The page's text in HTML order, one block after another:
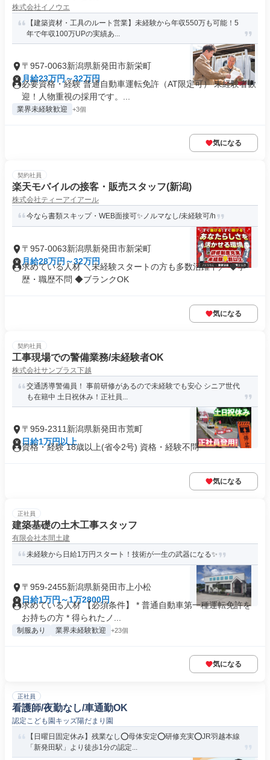
株式会社イノウエ
【建築資材・工具のルート営業】未経験から年収550万も可能！5
年で年収100万UPの実績あ...
〒957-0063新潟県新発田市新栄町
月給23万円～32万円
必要資格・経験 普通自動車運転免許（AT限定可） 未経験者歓
迎！人物重視の採用です。...
業界未経験歓迎 +3個
気になる
契約社員
楽天モバイルの接客・販売スタッフ(新潟)
株式会社ティーアイアール
今なら書類スキップ・WEB面接可✨️ノルマなし/未経験可/h
〒957-0063新潟県新発田市新栄町
月給28万円～32万円
求めている人材 ＼未経験スタートの方も多数活躍中／ ◆学
歴・職歴不問 ◆ブランクOK
気になる
契約社員
工事現場での警備業務/未経験者OK
株式会社サンプラス下越
交通誘導警備員！ 事前研修があるので未経験でも安心 シニア世代
も在籍中 土日祝休み！正社員...
〒959-2311新潟県新発田市荒町
日給1万円以上
資格・経験 18歳以上(省令2号) 資格・経験不問
気になる
正社員
建築基礎の土木工事スタッフ
有限会社本間土建
未経験から日給1万円スタート！技術が一生の武器になる✨
〒959-2455新潟県新発田市上小松
日給1万円～1万2800円
求めている人材 【必須条件】 * 普通自動車第一種運転免許を
お持ちの方 * 得られたノ...
制服あり 業界未経験歓迎 +23個
気になる
正社員
看護師/夜勤なし/車通勤OK
認定こども園キッズ陽だまり園
【日曜日固定休み】残業なし⭕母体安定⭕研修充実⭕JR羽越本線
「新発田駅」より徒歩1分の認定...